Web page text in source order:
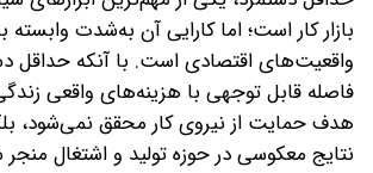
بازار کار است؛ اما کارایی آن به‌شدت وابسته
واقعیت‌های اقتصادی است. با آنکه حداقل
فاصله قابل توجهی با هزینه‌های واقعی زندگی
هدف حمایت از نیروی کار محقق نمی‌شود،
نتایج معکوسی در حوزه تولید و اشتغال